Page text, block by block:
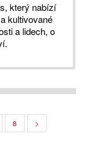
který nabízí
kultivované
a lidech, o
8 >